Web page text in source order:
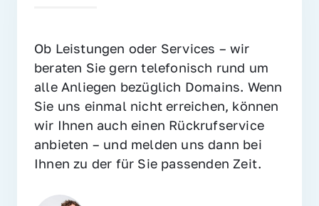
Ob Leistungen oder Services – wir
beraten Sie gern telefonisch rund um
alle Anliegen bezüglich Domains. Wenn
Sie uns einmal nicht erreichen, können
wir Ihnen auch einen Rückrufservice
anbieten – und melden uns dann bei
Ihnen zu der für Sie passenden Zeit.